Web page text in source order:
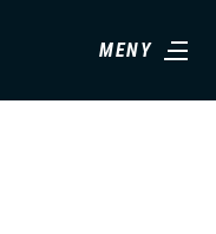
MENY